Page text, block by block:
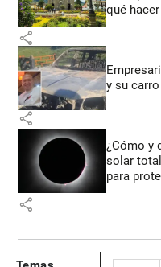
qué
share
y su
share
¿Cómo y
solar
para
share